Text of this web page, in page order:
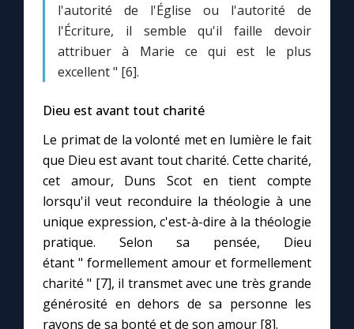
l'autorité de l'Église ou l'autorité de
l'Écriture, il semble qu'il faille devoir
attribuer à Marie ce qui est le plus
excellent " [6].
Dieu est avant tout charité
Le primat de la volonté met en lumière le fait
que Dieu est avant tout charité. Cette charité,
cet amour, Duns Scot en tient compte
lorsqu'il veut reconduire la théologie à une
unique expression, c'est-à-dire à la théologie
pratique. Selon sa pensée, Dieu
étant " formellement amour et formellement
charité " [7], il transmet avec une très grande
générosité en dehors de sa personne les
rayons de sa bonté et de son amour [8].